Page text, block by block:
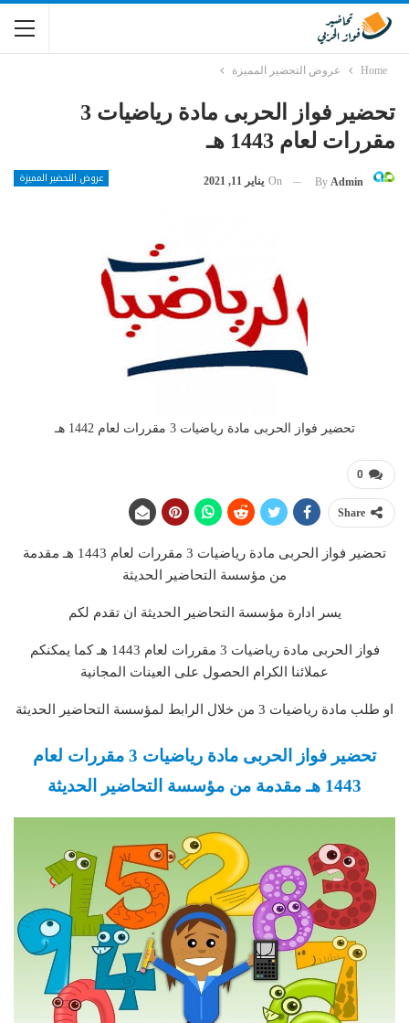
Home عروض التحضير المميزة
تحضير فواز الحربى مادة رياضيات 3
مقررات لعام 1443 هـ
عروض التحضير المميزة By Admin
On يناير 11, 2021
تحضير فواز الحربى مادة رياضيات 3 مقررات لعام 1442 هـ
0
Share
تحضير فواز الحربى مادة رياضيات 3 مقررات لعام 1443 هـ مقدمة
من مؤسسة التحاضير الحديثة
يسر ادارة مؤسسة التحاضير الحديثة ان تقدم لكم
فواز الحربى مادة رياضيات 3 مقررات لعام 1443 هـ كما يمكنكم
عملائنا الكرام الحصول على العينات المجانية
او طلب مادة رياضيات 3 من خلال الرابط لمؤسسة التحاضير الحديثة
تحضير فواز الحربى مادة رياضيات 3 مقررات لعام
1443 هـ مقدمة من مؤسسة التحاضير الحديثة